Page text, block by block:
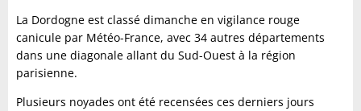
La Dordogne est classé dimanche en vigilance rouge
canicule par Météo-France, avec 34 autres départements
dans une diagonale allant du Sud-Ouest à la région
parisienne.
Plusieurs noyades ont été recensées ces derniers jours